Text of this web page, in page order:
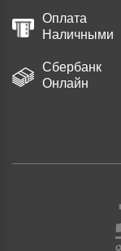
Оплата
Наличными
Сбербанк
Онлайн